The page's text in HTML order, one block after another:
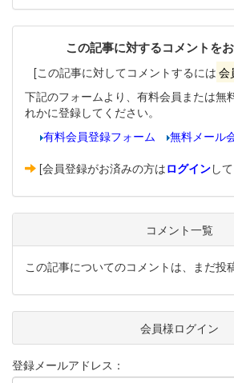
この記事に対するコメントを
[この記事に対してコメントするには 会
下記のフォームより、有料会員または無
れかに登録してください。
有料会員登録フォーム
無料メール
[会員登録がお済みの方はログインし
コメント一覧
この記事についてのコメントは、まだ投
会員様ログイン
登録メールアドレス：